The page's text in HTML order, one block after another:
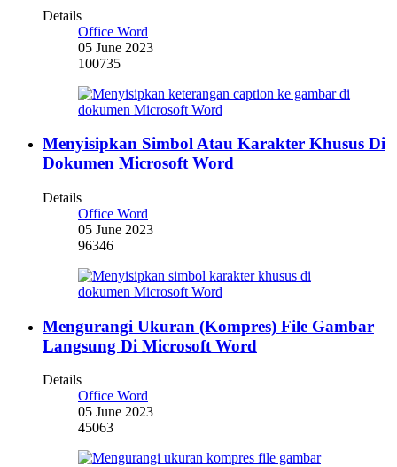
Details
Office Word
05 June 2023
100735
Menyisipkan Simbol Atau Karakter Khusus Di
Dokumen Microsoft Word
Details
Office Word
05 June 2023
96346
Mengurangi Ukuran (Kompres) File Gambar
Langsung Di Microsoft Word
Details
Office Word
05 June 2023
45063